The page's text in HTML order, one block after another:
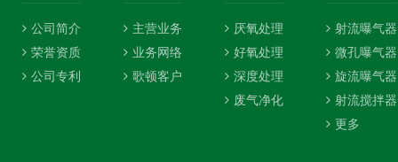
公司简介
荣誉资质
公司专利
主营业务
业务网络
歌顿客户
厌氧处理
好氧处理
深度处理
废气净化
射流曝气器
微孔曝气器
旋流曝气器
射流搅拌器
更多